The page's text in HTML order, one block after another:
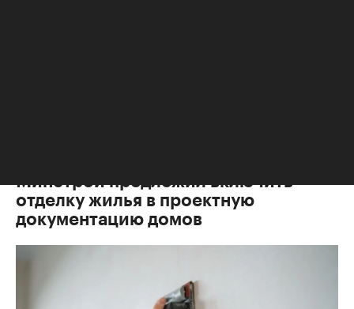
Минстрой предложил включить
отделку жилья в проектную
документацию домов